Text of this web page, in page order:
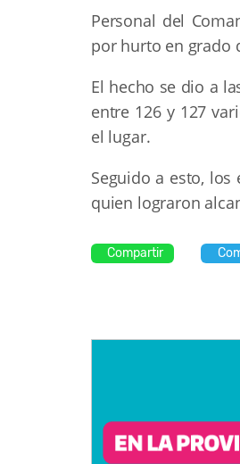
Personal del
por hurto en grado
El hecho se dio a
entre 126 y 127
el lugar.
Seguido a esto,
quien lograron
Compartir